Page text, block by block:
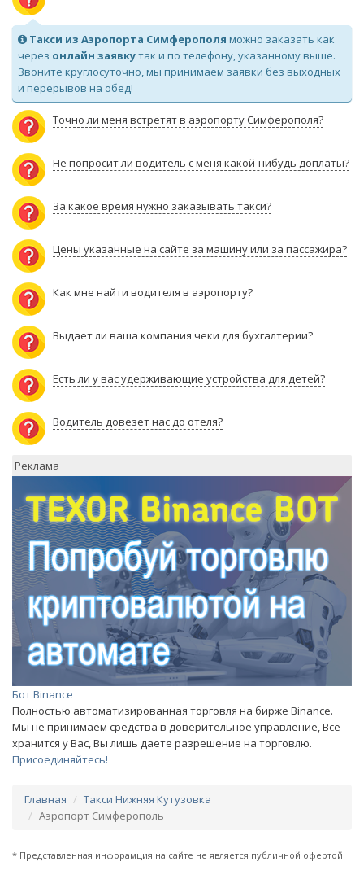
Такси из Аэропорта Симферополя можно заказать как
через онлайн заявкутак и по телефону, указанному выше.
Звоните круглосуточно, мы принимаем заявки без выходных
и перерывов на обед!
Точно ли меня встретят в аэропорту Симферополя?
Не попросит ли водитель с меня какой-нибудь доплаты?
За какое время нужно заказывать такси?
Цены указанные на сайте за машину или за пассажира?
Как мне найти водителя в аэропорту?
Выдает ли ваша компания чеки для бухгалтерии?
Есть ли у вас удерживающие устройства для детей?
Водитель довезет нас до отеля?
Реклама
Бот Binance
Полностью автоматизированная торговля на бирже Binance.
Мы не принимаем средства в доверительное управление, Все
хранится у Вас, Вы лишь даете разрешение на торговлю.
Присоединяйтесь!
Главная
Такси Нижняя Кутузовка
Аэропорт Симферополь
* Представленная инфорамция на сайте не является публичной офертой.